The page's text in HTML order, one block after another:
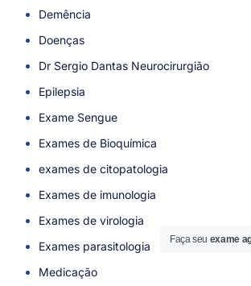
Demência
Doenças
Dr Sergio Dantas Neurocirurgião
Epilepsia
Exame Sengue
Exames de Bioquímica
exames de citopatologia
Exames de imunologia
Exames de virologia
Exames parasitologia
Medicação
Agendar Consulta!
Faça seu exame